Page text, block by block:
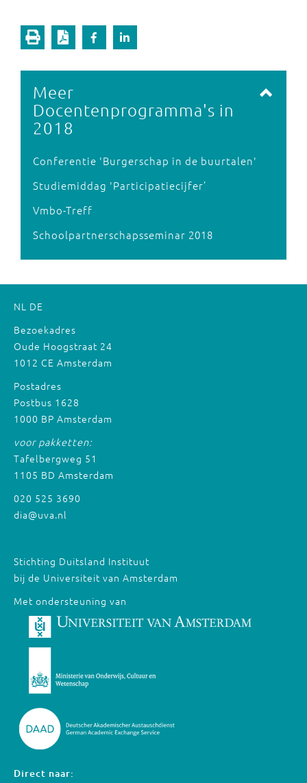
Meer
Docentenprogramma's in
2018
Conferentie 'Burgerschap in de buurtalen'
Studiemiddag 'Participatiecijfer’
Vmbo-Treff
Schoolpartnerschapsseminar 2018
NL DE
Bezoekadres
Oude Hoogstraat 24
1012 CE Amsterdam
Postadres
Postbus 1628
1000 BP Amsterdam
voor pakketten:
Tafelbergweg 51
1105 BD Amsterdam
020 525 3690
dia@uva.nl
Stichting Duitsland Instituut
bij de Universiteit van Amsterdam
Met ondersteuning van
Direct naar: